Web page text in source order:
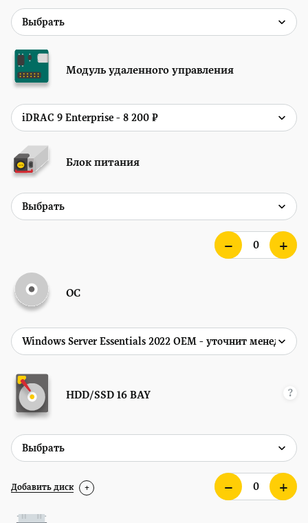
Модуль удаленного управления
Блок питания
ОС
HDD/SSD 16 BAY ?
Добавить диск +